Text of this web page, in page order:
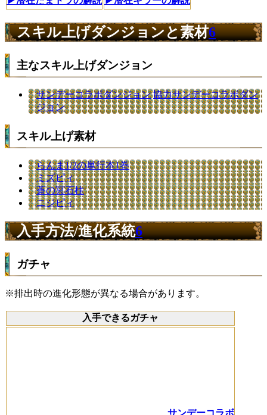
スキル上げダンジョンと素材6
主なスキル上げダンジョン
サンデーコラボダンジョン 協力サンデーコラボダン
ジョン
スキル上げ素材
らんま1/2の単行本1巻
ミズピィ
蒼の冥石柱
ニジピィ
入手方法/進化系統6
ガチャ
※排出時の進化形態が異なる場合があります。
入手できるガチャ
サンデーコラボ